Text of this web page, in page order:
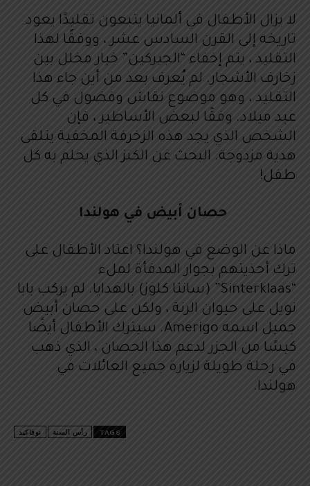
لا يزال الأطفال في ألمانيا يتبعون تقليدًا يعود
تاريخه إلى القرن السادس عشر ، ووفقًا لهذا
التقليد ، يتم إخفاء “الجيركين” خيار مخلل بين
زخارف الأشجار. لم يُعرف بعد من أين جاء هذا
التقليد ، وهو موضوع نقاش وفضول في كل
عيد ميلاد. وفقًا لبعض الأساطير ، فإن
الشخص الذي يجد هذه الزخرفة المخفية يتلقى
هدية مزدوجة. البحث عن الكنز الذي يحلم به كل
طفل!
حصان أبيض في هولندا
ماذا عن الوضع في هولندا؟ اعتاد الأطفال على
ترك أحذيتهم بجوار المدفأة لملء
“Sinterklaas” (سانتا كلوز) بالهدايا. لم يركب بابا
نويل على حيوان الرنة ، ولكن على حصان أبيض
جميل اسمه Amerigo. سيترك الأطفال أيضًا
كيسًا من الجزر لدعم هذا الحصان ، الذي ذهب
في رحلة طويلة لزيارة جميع العائلات في
هولندا.
TAGS رأس السنة نوفاكيد